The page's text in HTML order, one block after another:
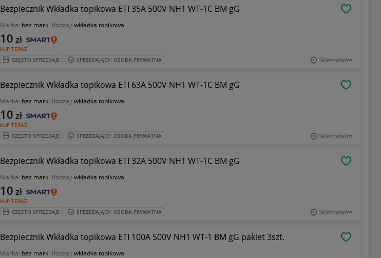
Bezpiecznik Wkładka topikowa ETI 35A 500V NH1 WT-1C BM gG
Marka: bez marki Rodzaj: wkładka topikowa
KUP TERAZ
10 zł
CZĘSTO SPRZEDAJE SPRZEDAJĄCY: OSOBA PRYWATNA Skierniewice
Bezpiecznik Wkładka topikowa ETI 63A 500V NH1 WT-1C BM gG
Marka: bez marki Rodzaj: wkładka topikowa
KUP TERAZ
10 zł
CZĘSTO SPRZEDAJE SPRZEDAJĄCY: OSOBA PRYWATNA Skierniewice
Bezpiecznik Wkładka topikowa ETI 32A 500V NH1 WT-1C BM gG
Marka: bez marki Rodzaj: wkładka topikowa
KUP TERAZ
10 zł
CZĘSTO SPRZEDAJE SPRZEDAJĄCY: OSOBA PRYWATNA Skierniewice
Bezpiecznik Wkładka topikowa ETI 100A 500V NH1 WT-1 BM gG pakiet 3szt.
Marka: bez marki Rodzaj: wkładka topikowa